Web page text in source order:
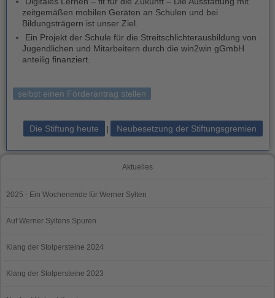
zeitgemäßen mobilen Geräten an Schulen und bei
Bildungsträgern ist unser Ziel.
Ein Projekt der Schule für die Streitschlichterausbildung von
Jugendlichen und Mitarbeitern durch die win2win gGmbH
anteilig finanziert.
selbst einen Förderantrag stellen
Die Stiftung heute Neubesetzung der Stiftungsgremien
Aktuelles
2025 - Ein Wochenende für Werner Sylten
Auf Werner Syltens Spuren
Klang der Stolpersteine 2024
Klang der Stolpersteine 2023